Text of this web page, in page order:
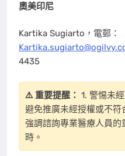
奧美印尼
Kartika Sugiarto，電郵：
4435
⚠️ 重要提醒： 1. 警惕未
避免推廣未經授權或不
強調諮詢專業醫療人員
時。